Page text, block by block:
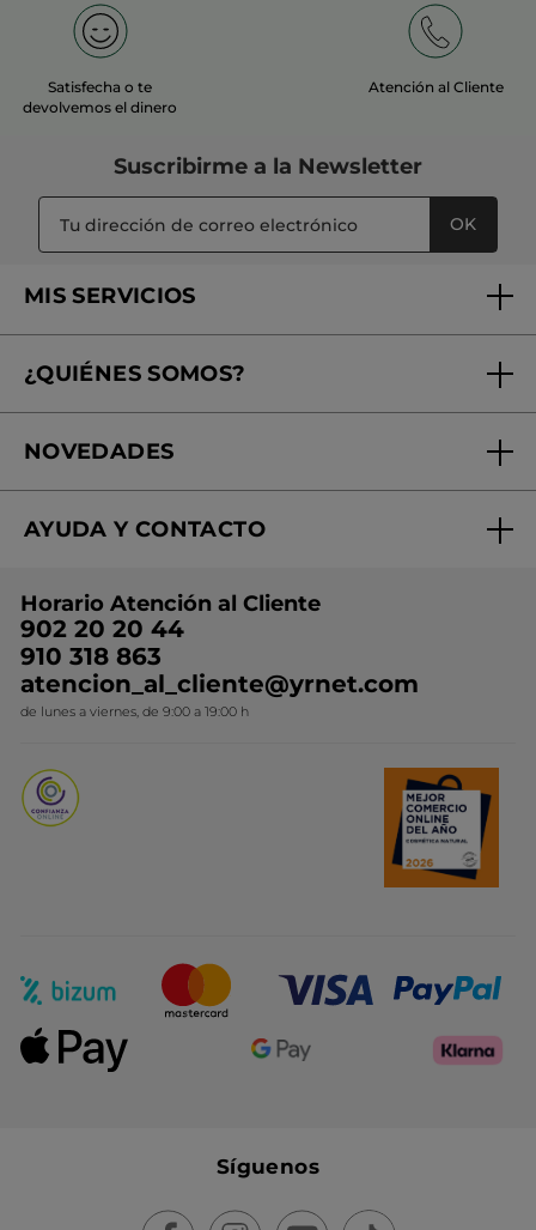
Satisfecha o te
devolvemos el dinero
Atención al Cliente
Suscribirme a la Newsletter
OK
MIS SERVICIOS
Tratamientos de Belleza
Mi club Yves Rocher
¿QUIÉNES SOMOS?
¿Quiénes somos?
Nuestros compromisos
Conviértete en Franquiciada
NOVEDADES
Rebajas
Ideas de Regalo
Colección Monoi
Novedades del mes
AYUDA Y CONTACTO
Contacto
Horario Atención al Cliente
902 20 20 44
910 318 863
atencion_al_cliente@yrnet.com
de lunes a viernes, de 9:00 a 19:00 h
Síguenos